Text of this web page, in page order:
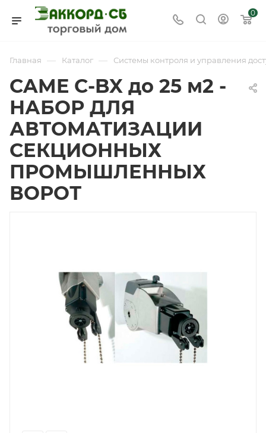
0
Главная — Каталог — Системы контроля и управления
CAME C-BX до 25 м2 -
НАБОР ДЛЯ
АВТОМАТИЗАЦИИ
СЕКЦИОННЫХ
ПРОМЫШЛЕННЫХ
ВОРОТ